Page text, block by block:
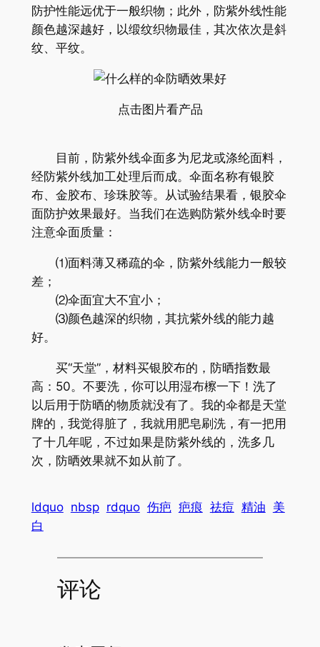
防护性能远优于一般织物；此外，防紫外线性能
颜色越深越好，以缎纹织物最佳，其次依次是斜
纹、平纹。
点击图片看产品
目前，防紫外线伞面多为尼龙或涤纶面料，
经防紫外线加工处理后而成。伞面名称有银胶
布、金胶布、珍珠胶等。从试验结果看，银胶伞
面防护效果最好。当我们在选购防紫外线伞时要
注意伞面质量：
⑴面料薄又稀疏的伞，防紫外线能力一般较
差；
⑵伞面宜大不宜小；
⑶颜色越深的织物，其抗紫外线的能力越
好。
买“天堂”，材料买银胶布的，防晒指数最
高：50。不要洗，你可以用湿布檫一下！洗了
以后用于防晒的物质就没有了。我的伞都是天堂
牌的，我觉得脏了，我就用肥皂刷洗，有一把用
了十几年呢，不过如果是防紫外线的，洗多几
次，防晒效果就不如从前了。
ldquo nbsp rdquo 伤疤 疤痕 祛痘 精油 美
白
评论